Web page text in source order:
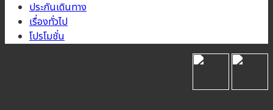
ประกันเดินทาง
เรื่องทั่วไป
โปรโมชั่น